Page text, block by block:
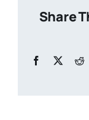
Share
Facebook
X